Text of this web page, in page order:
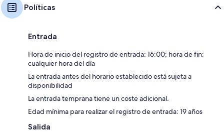
Políticas
Entrada
Hora de inicio del registro de entrada: 16:00; hora de fin:
cualquier hora del día
La entrada antes del horario establecido está sujeta a
disponibilidad
La entrada temprana tiene un coste adicional.
Edad mínima para realizar el registro de entrada: 19 años
Salida